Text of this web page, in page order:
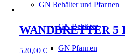
GN Behälter und Pfannen
GN Behälter
GN Pfannen
WANDBRETTER 5
520,00 €